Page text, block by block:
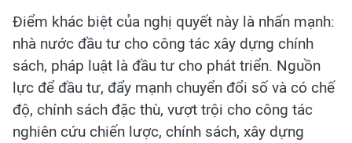
Điểm khác biệt của nghị quyết này là nhấn mạnh:
nhà nước đầu tư cho công tác xây dựng chính
sách, pháp luật là đầu tư cho phát triển. Nguồn
lực để đầu tư, đẩy mạnh chuyển đổi số và có chế
độ, chính sách đặc thù, vượt trội cho công tác
nghiên cứu chiến lược, chính sách, xây dựng